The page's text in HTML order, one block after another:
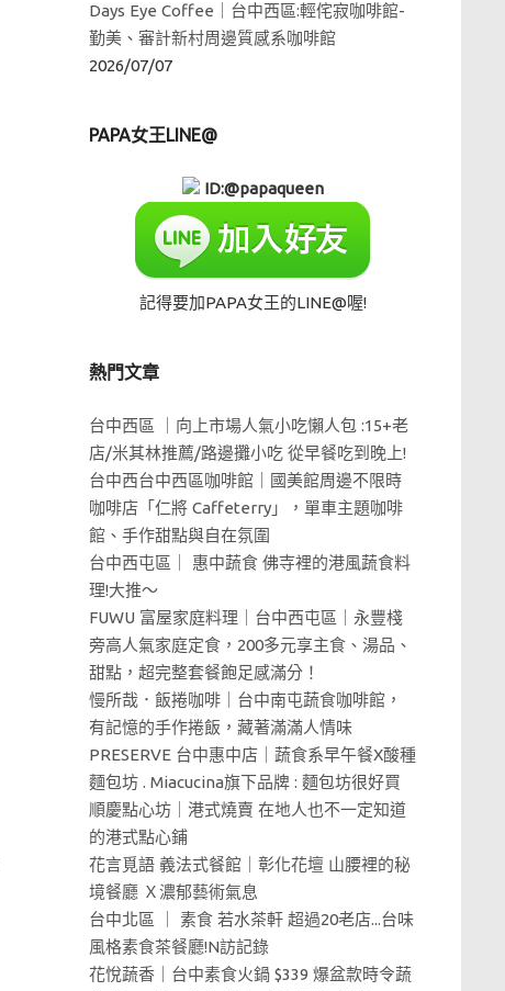
Days Eye Coffee｜台中西區:輕侘寂咖啡館-
勤美、審計新村周邊質感系咖啡館
2026/07/07
PAPA女王LINE@
ID:@papaqueen
記得要加PAPA女王的LINE@喔!
熱門文章
台中西區 ｜向上市場人氣小吃懶人包 :15+老
店/米其林推薦/路邊攤小吃 從早餐吃到晚上!
台中西台中西區咖啡館｜國美館周邊不限時
咖啡店「仁將 Caffeterry」，單車主題咖啡
館、手作甜點與自在氛圍
台中西屯區｜ 惠中蔬食 佛寺裡的港風蔬食料
理!大推～
FUWU 富屋家庭料理｜台中西屯區｜永豐棧
旁高人氣家庭定食，200多元享主食、湯品、
甜點，超完整套餐飽足感滿分！
慢所哉．飯捲咖啡｜台中南屯蔬食咖啡館，
有記憶的手作捲飯，藏著滿滿人情味
PRESERVE 台中惠中店｜蔬食系早午餐X酸種
麵包坊 . Miacucina旗下品牌 : 麵包坊很好買
順慶點心坊｜港式燒賣 在地人也不一定知道
的港式點心鋪
花言覓語 義法式餐館｜彰化花壇 山腰裡的秘
境餐廳 Ｘ濃郁藝術氣息
台中北區 ｜ 素食 若水茶軒 超過20老店...台味
風格素食茶餐廳!N訪記錄
花悅蔬香｜台中素食火鍋 $339 爆盆款時令蔬